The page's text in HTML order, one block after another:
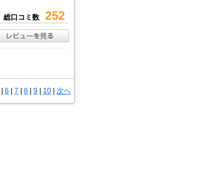
総口コミ数 252
6 7 8 9 10 次へ